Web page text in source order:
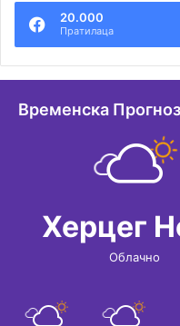
20.000
Пратилаца
Временска
Херцег
Облачно